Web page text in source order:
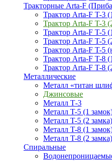
Тракторные Arta-F
Трактор Arta-F T-3
Трактор Arta-F T-3
Трактор Arta-F T-5
Трактор Arta-F T-5
Трактор Arta-F T-5
Трактор Arta-F T-8
Трактор Arta-F T-8
Металлические
Металл «титан
Джинсовые
Металл Т-3
Металл T-5 (1
Металл T-5 (2 замка)
Металл T-8 (1
Металл T-8 (2 замка)
Спиральные